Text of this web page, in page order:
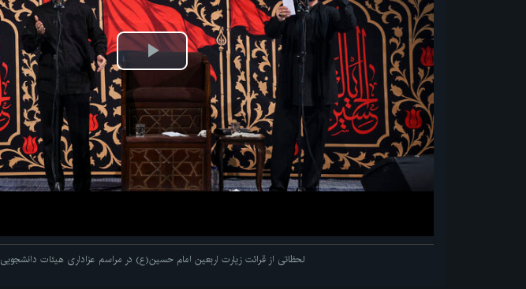
پخش
ویدیو
لحظاتی از قرائت زیارت اربعین امام حسین(ع) در مراسم عزاداری هیئات دانشجویی